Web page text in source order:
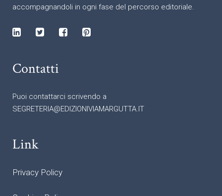
accompagnandoli in ogni fase del percorso editoriale.
Contatti
Puoi contattarci scrivendo a
SEGRETERIA@EDIZIONIVIAMARGUTTA.IT
Link
Privacy Policy